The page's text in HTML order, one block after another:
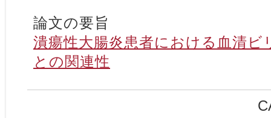
論文の要旨
潰瘍性大腸炎患者における血清ビ
との関連性